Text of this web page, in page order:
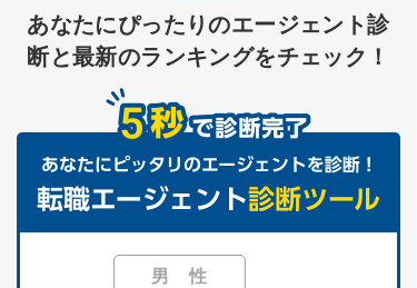
あなたにぴったりのエージェント診
断と最新のランキングをチェック！
男 性